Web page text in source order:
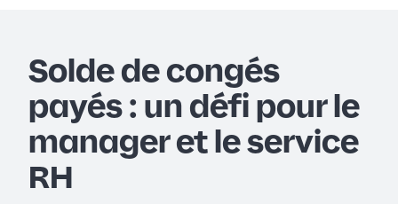
Solde de congés
payés : un défi pour le
manager et le service
RH